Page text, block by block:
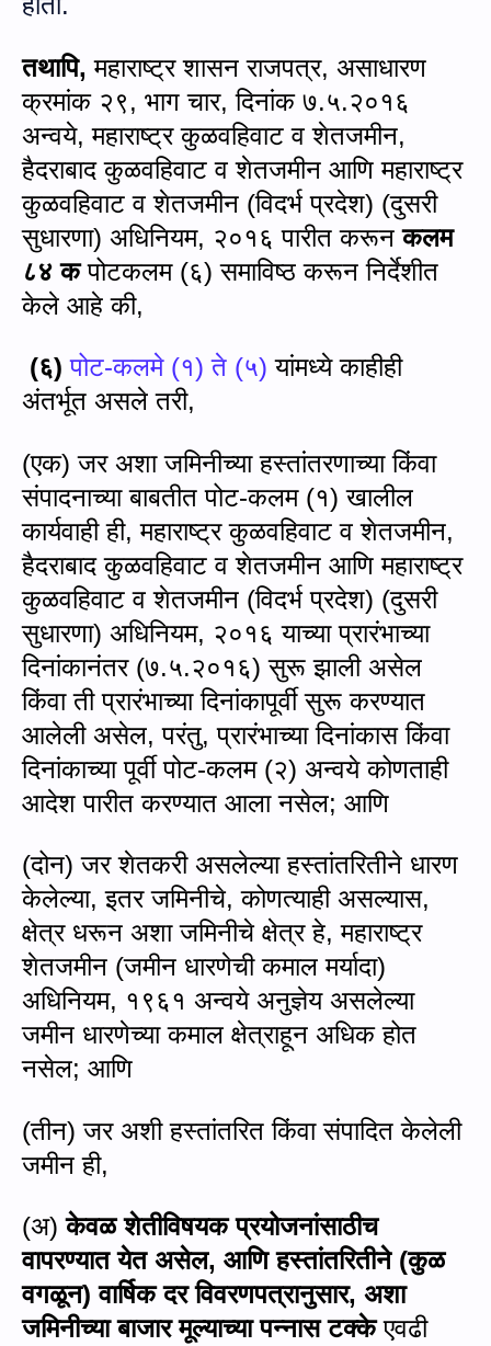
तथापि,महाराष्ट्र शासन राजपत्र, असाधारण
क्रमांक २९, भाग चार, दिनांक ७.५.२०१६
अन्‍वये,महाराष्ट्र कुळवहिवाट व शेतजमीन,
हैदराबाद कुळवहिवाट व शेतजमीन आणि महाराष्ट्र
कुळवहिवाट व शेतजमीन (विदर्भ प्रदेश) (दुसरी
सुधारणा) अधिनियम, २०१६ पारीत करूनकलम
८४ कपोटकलम (६) समाविष्‍ठ करून निर्देशीत
केले आहे की,
(६) पोट-कलमे (१) ते (५)यांमध्ये काहीही
अंतर्भूत असले तरी,
(एक) जर अशा जमिनीच्या हस्तांतरणाच्या किंवा
संपादनाच्या बाबतीत पोट-कलम (१) खालील
कार्यवाही ही,महाराष्ट्र कुळवहिवाट व शेतजमीन,
हैदराबाद कुळवहिवाट व शेतजमीन आणि महाराष्ट्र
कुळवहिवाट व शेतजमीन (विदर्भ प्रदेश) (दुसरी
सुधारणा) अधिनियम, २०१६ याच्या प्रारंभाच्या
दिनांकानंतर (७.५.२०१६) सुरू झाली असेल
किंवा ती प्रारंभाच्या दिनांकापूर्वी सुरू करण्यात
आलेली असेल,परंतु,प्रारंभाच्या दिनांकास किंवा
दिनांकाच्या पूर्वी पोट-कलम (२) अन्वये कोणताही
आदेश पारीत करण्‍यात आला नसेल; आणि
(दोन) जर शेतकरी असलेल्या हस्तांतरितीने धारण
केलेल्या,इतर जमिनीचे,कोणत्याही असल्यास,
क्षेत्र धरून अशा जमिनीचे क्षेत्र हे,महाराष्ट्र
शेतजमीन (जमीन धारणेची कमाल मर्यादा)
अधिनियम, १९६१ अन्वये अनुज्ञेय असलेल्या
जमीन धारणेच्या कमाल क्षेत्राहून अधिक होत
नसेल; आणि
(तीन) जर अशी हस्तांतरित किंवा संपादित केलेली
जमीन ही,
(अ)केवळ शेतीविषयक प्रयोजनांसाठीच
वापरण्यात येत असेल, आणि हस्तांतरितीने (कुळ
वगळून) वार्षिक दर विवरणपत्रानुसार, अशा
जमिनीच्या बाजार मूल्याच्या पन्नास टक्केएवढी